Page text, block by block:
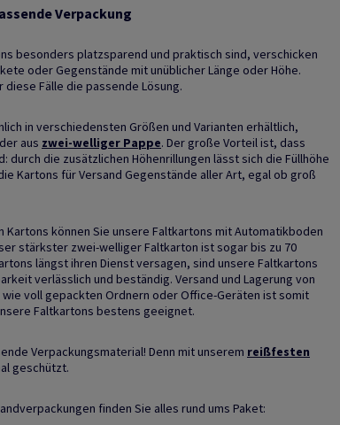
Verpackung
besonders platzsparend und praktisch sind, verschicken
oder Gegenstände mit unüblicher Länge oder Höhe.
Fälle die passende Lösung.
in verschiedensten Größen und Varianten erhältlich,
aus zwei-welliger Pappe. Der große Vorteil ist, dass
durch die zusätzlichen Höhenrillungen lässt sich die Füllhöhe
Kartons für Versand Gegenstände aller Art, egal ob groß
Kartons können Sie unsere Faltkartons mit Automatikboden
stärkster zwei-welliger Faltkarton ist sogar bis zu 70
längst ihren Dienst versagen, sind unsere Faltkartons
verlässlich und beständig. Versand und Lagerung von
voll gepackten Ordnern oder Office-Geräten ist somit
Faltkartons bestens geeignet.
Verpackungsmaterial! Denn mit unserem reißfesten
geschützt.
finden Sie alles rund ums Paket: